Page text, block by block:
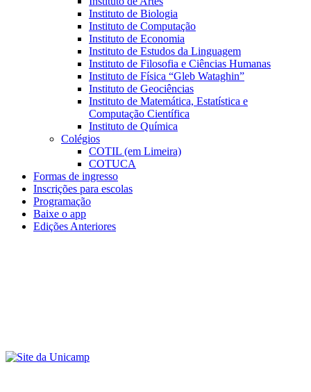
Instituto de Biologia
Instituto de Computação
Instituto de Economia
Instituto de Estudos da Linguagem
Instituto de Filosofia e Ciências Humanas
Instituto de Física “Gleb Wataghin”
Instituto de Geociências
Instituto de Matemática, Estatística e
Computação Científica
Instituto de Química
Colégios
COTIL (em Limeira)
COTUCA
Formas de ingresso
Inscrições para escolas
Programação
Baixe o app
Edições Anteriores